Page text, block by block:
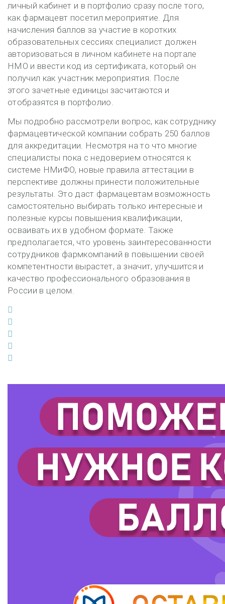
личный кабинет и в портфолио сразу после того,
как фармацевт посетил мероприятие. Для
начисления баллов за участие в коротких
образовательных сессиях специалист должен
авторизоваться в личном кабинете на портале
НМО и ввести код из сертификата, который он
получил как участник мероприятия. После
этого зачетные единицы засчитаются и
отобразятся в портфолио.
Мы подробно рассмотрели вопрос, как сотруднику
фармацевтической компании собрать 250 баллов
для аккредитации. Несмотря на то что многие
специалисты пока с недоверием относятся к
системе НМиФО, новые правила аттестации в
перспективе должны принести положительные
результаты. Это даст фармацевтам возможность
самостоятельно выбирать только интересные и
полезные курсы повышения квалификации,
осваивать их в удобном формате. Также
предполагается, что уровень заинтересованности
сотрудников фармкомпаний в повышении своей
компетентности вырастет, а значит, улучшится и
качество профессионального образования в
России в целом.